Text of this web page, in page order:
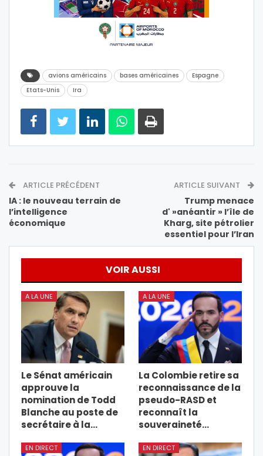
avions américains bases américaines
Espagne
Etats-Unis
Ira
ARTICLE PRÉCÉDENT
IA : le nouveau terrain de
l’intelligence
économique
ARTICLE SUIVANT
Trump menace
d' »anéantir » l’île de
Kharg, site pétrolier
essentiel pour l’Iran
VOIR AUSSI
A LA UNE
Le Sénat américain
approuve la
nomination de Todd
Blanche au poste de
secrétaire à la…
A LA UNE
La Colombie retire sa
reconnaissance de la
pseudo-RASD et
reconnaît la
souveraineté…
EN DIRECT EN DIRECT